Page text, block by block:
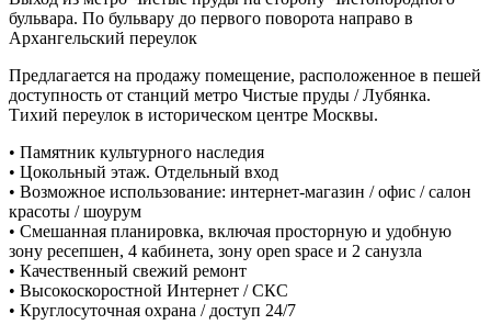
бульвара. По бульвару до первого поворота направо в
Архангельский переулок
Предлагается на продажу помещение, расположенное в пешей
доступность от станций метро Чистые пруды / Лубянка.
Тихий переулок в историческом центре Москвы.
• Памятник культурного наследия
• Цокольный этаж. Отдельный вход
• Возможное использование: интернет-магазин / офис / салон
красоты / шоурум
• Смешанная планировка, включая просторную и удобную
зону ресепшен, 4 кабинета, зону open space и 2 санузла
• Качественный свежий ремонт
• Высокоскоростной Интернет / СКС
• Круглосуточная охрана / доступ 24/7